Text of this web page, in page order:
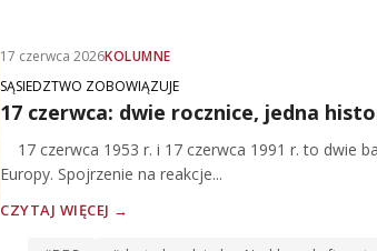
17 czerwca 2026KOLUMNE
SĄSIEDZTWO ZOBOWIĄZUJE
17 czerwca: dwie rocznice, jedna
17 czerwca 1953 r. i 17 czerwca 1991 r. to dwie
Europy. Spojrzenie na reakcje...
CZYTAJ WIĘCEJ →